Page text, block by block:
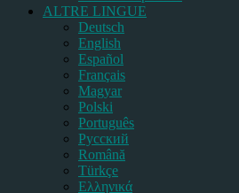
ALTRE LINGUE
Deutsch
English
Español
Français
Magyar
Polski
Português
Pусский
Română
Türkçe
Ελληνικά